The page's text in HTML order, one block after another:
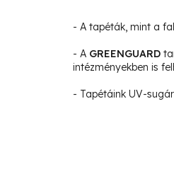
- A tapéták, mint a
- A GREENGUARD
intézményekben is
- Tapétáink UV-